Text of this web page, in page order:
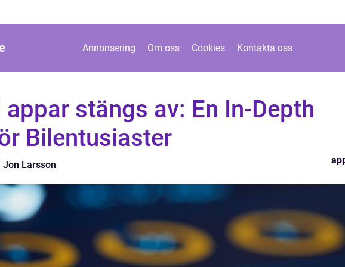
Annonsering Om oss Cookies Kontakta oss
appar stängs av: En In-Depth
Bilentusiaster
Jon Larsson